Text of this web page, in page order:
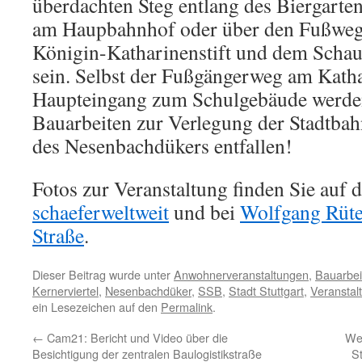
am Haupbahnhof oder über den
Königin-Katharinenstift und dem
sein. Selbst der Fußgängerweg am
Haupteingang zum Schulgebäude
Bauarbeiten zur Verlegung der
des Nesenbachdükers entfallen!
Fotos zur Veranstaltung finden Sie auf
schaeferweltweitund beiWolfgang
Straße.
Dieser Beitrag wurde unterAnwohnerveranstaltungen,
Kernerviertel, Nesenbachdüker, SSB, Stadt Stuttgart,
ein Lesezeichen auf den Permalink.
← Cam21: Bericht und Video über die
Besichtigung der zentralen Baulogistikstraße